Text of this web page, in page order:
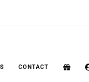
CONTACT